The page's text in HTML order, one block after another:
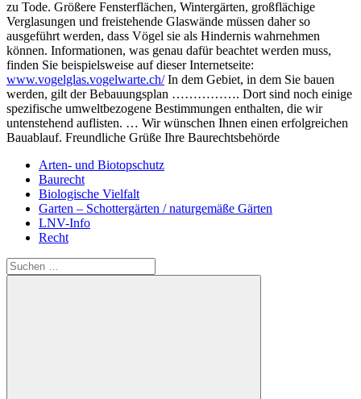
zu Tode. Größere Fensterflächen, Wintergärten, großflächige
Verglasungen und freistehende Glaswände müssen daher so
ausgeführt werden, dass Vögel sie als Hindernis wahrnehmen
können. Informationen, was genau dafür beachtet werden muss,
finden Sie beispielsweise auf dieser Internetseite:
www.vogelglas.vogelwarte.ch/In dem Gebiet, in dem Sie bauen
werden, gilt der Bebauungsplan ……………. Dort sind noch einige
spezifische umweltbezogene Bestimmungen enthalten, die wir
untenstehend auflisten. … Wir wünschen Ihnen einen erfolgreichen
Bauablauf. Freundliche Grüße Ihre Baurechtsbehörde
Arten- und Biotopschutz
Baurecht
Biologische Vielfalt
Garten – Schottergärten / naturgemäße Gärten
LNV-Info
Recht
Suchen
nach: